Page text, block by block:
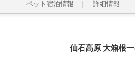
ペット宿泊情報 詳細情報
仙石高原 大箱根